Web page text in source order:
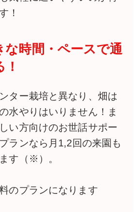
！
な時間・ペースで通
！
ター栽培と異なり、畑は
水やりはいりません！ま
い方向けのお世話サポー
ランなら月1,2回の来園も
す（※）。
のプランになります